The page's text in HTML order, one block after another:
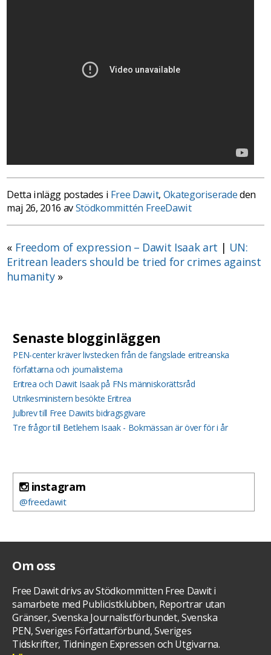
Detta inlägg postades i Free Dawit, Okategoriseradeden
maj 26, 2016 avStödkommittén FreeDawit
« Freedom of expression – Dawit Isaak art | UN:
Eritrean leaders should be tried for crimes against
humanity»
Senaste blogginläggen
PEN-center kräver livstecken från de fängslade eritreanska
författarna och journalisterna
Eritrea och Dawit Isaak på FNs människorättsråd
Utrikesministern besökte Eritrea
Julbrev till Free Dawits bidragsgivare
Tre frågor till Betlehem Isaak - Bokmässan är över för i år
instagram
@freedawit
Om oss
Free Dawit drivs av Stödkommitten Free Dawit i
samarbete med Publicistklubben, Reportrar utan
Gränser, Svenska Journalistförbundet, Svenska
PEN, Sveriges Författarförbund, Sveriges
Tidskrifter, Tidningen Expressen och Utgivarna.